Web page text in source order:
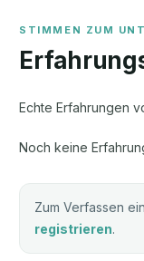
Echte Erfahrungen
Noch keine
Zum Verfassen
registrieren.